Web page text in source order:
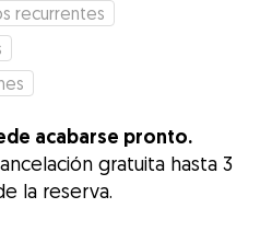
recurrentes
acabarse pronto.
gratuita hasta 3
la reserva.